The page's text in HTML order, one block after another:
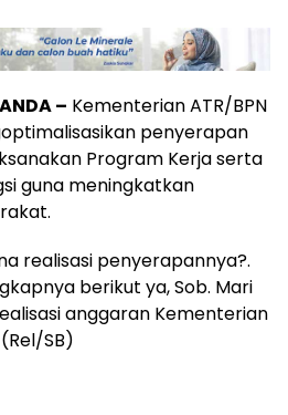
– Kementerian ATR/BPN
penyerapan
Program Kerja serta
guna meningkatkan
realisasi penyerapannya?.
berikut ya, Sob. Mari
anggaran Kementerian
SB)